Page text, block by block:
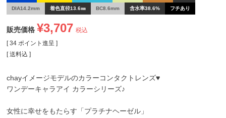
DIA14.2mm 着色直径13.6㎜ BC8.6mm 含水率38.6% フチあり
販売価格 ¥3,707 税込
[ 34 ポイント進呈 ]
送料込
chayイメージモデルのカラーコンタクトレンズ♥
ワンデーキャラアイ カラーシリーズ♪
女性に幸せをもたらす「プラチナヘーゼル」